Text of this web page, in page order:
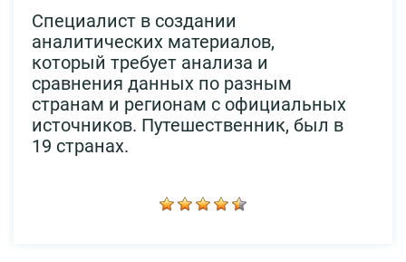
Специалист в создании
аналитических материалов,
который требует анализа и
сравнения данных по разным
странам и регионам с официальных
источников. Путешественник, был в
19 странах.